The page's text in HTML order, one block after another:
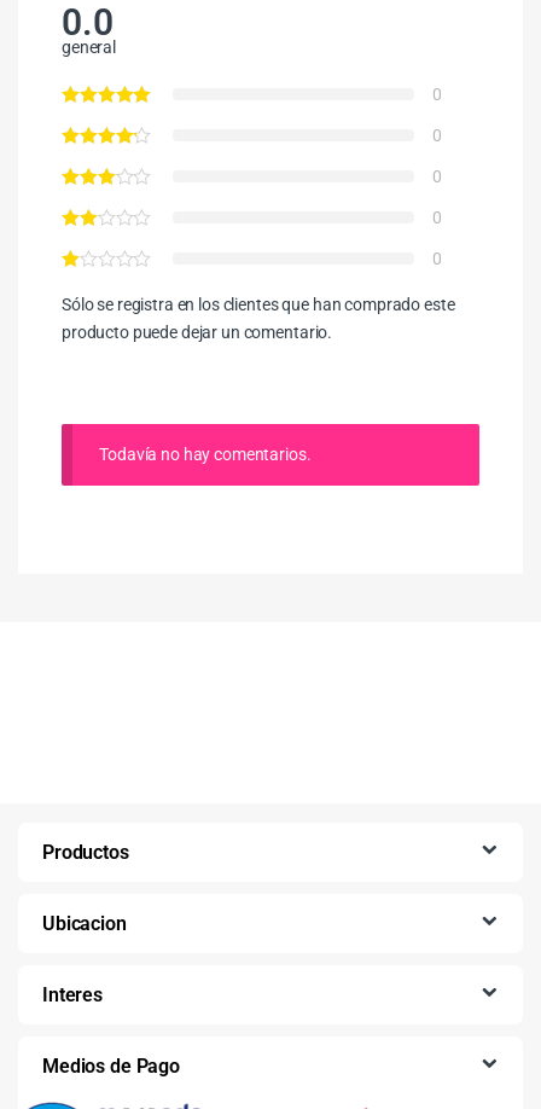
0.0
general
0
0
0
0
0
Sólo se registra en los clientes que han comprado este
producto puede dejar un comentario.
Todavía no hay comentarios.
Productos
Ubicacion
Interes
Medios de Pago